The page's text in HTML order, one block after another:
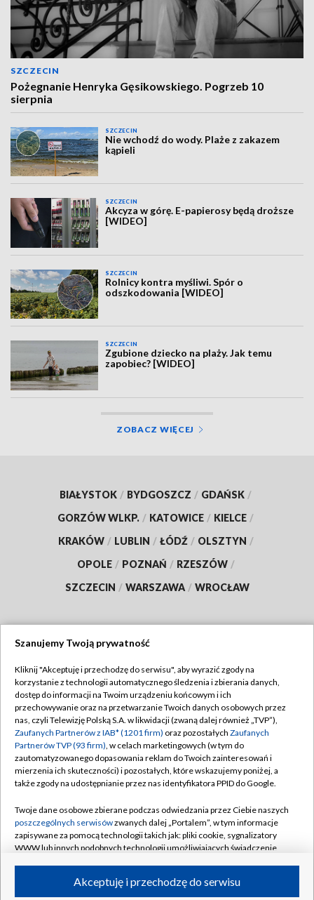
SZCZECIN
Pożegnanie Henryka Gęsikowskiego. Pogrzeb 10
sierpnia
SZCZECIN
Nie wchodź do wody. Plaże z zakazem
kąpieli
SZCZECIN
Akcyza w górę. E-papierosy będą droższe
[WIDEO]
SZCZECIN
Rolnicy kontra myśliwi. Spór o
odszkodowania [WIDEO]
SZCZECIN
Zgubione dziecko na plaży. Jak temu
zapobiec? [WIDEO]
ZOBACZ WIĘCEJ
BIAŁYSTOK / BYDGOSZCZ / GDAŃSK /
GORZÓW WLKP. / KATOWICE / KIELCE /
KRAKÓW / LUBLIN / ŁÓDŹ / OLSZTYN /
OPOLE / POZNAŃ / RZESZÓW /
SZCZECIN / WARSZAWA / WROCŁAW
TVP
Abonament TVP
Emisja w TVP
Centrum informacji TVP
Naziemna Telewizja Cyfrowa
Rada Programowa
System NOS
Informacje o nadawcy
Program dla prasy
Regulamin TVP
Polityka prywatności
Moje zgody
Pomoc
Kontakt
Kanały
Szanujemy Twoją prywatność
Kliknij "Akceptuję i przechodzę do serwisu", aby wyrazić zgody na
korzystanie z technologii automatycznego śledzenia i zbierania danych,
dostęp do informacji na Twoim urządzeniu końcowym i ich
przechowywanie oraz na przetwarzanie Twoich danych osobowych przez
nas, czyli Telewizję Polską S.A. w likwidacji (zwaną dalej również „TVP”),
Zaufanych Partnerów z IAB* (1201 firm) oraz pozostałych Zaufanych
Partnerów TVP (93 firm), w celach marketingowych (w tym do
zautomatyzowanego dopasowania reklam do Twoich zainteresowań i
mierzenia ich skuteczności) i pozostałych, które wskazujemy poniżej, a
także zgody na udostępnianie przez nas identyfikatora PPID do Google.
Twoje dane osobowe zbierane podczas odwiedzania przez Ciebie naszych
poszczególnych serwisówzwanych dalej „Portalem”, w tym informacje
zapisywane za pomocą technologii takich jak: pliki cookie, sygnalizatory
WWW lub innych podobnych technologii umożliwiających świadczenie
ruchu w Internecie.Akceptuję i przechodzę do serwisu